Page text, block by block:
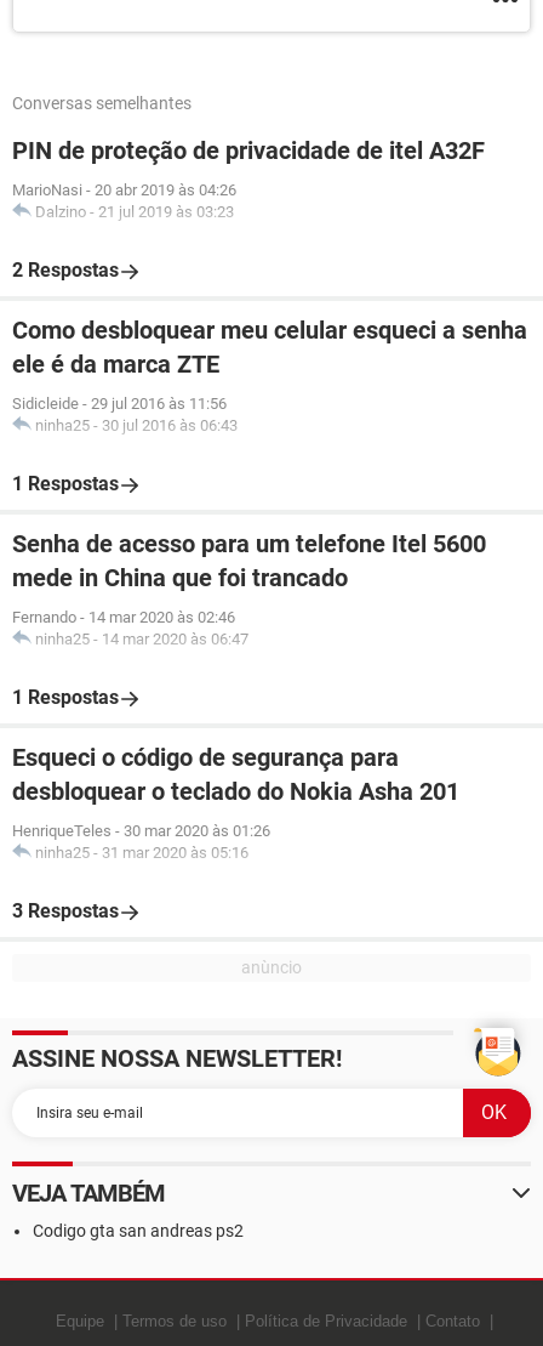
Conversas semelhantes
PIN de proteção de privacidade de itel A32F
MarioNasi - 20 abr 2019 às 04:26
Dalzino - 21 jul 2019 às 03:23
2 Respostas
Como desbloquear meu celular esqueci a senha
ele é da marca ZTE
Sidicleide - 29 jul 2016 às 11:56
ninha25 - 30 jul 2016 às 06:43
1 Respostas
Senha de acesso para um telefone Itel 5600
mede in China que foi trancado
Fernando - 14 mar 2020 às 02:46
ninha25 - 14 mar 2020 às 06:47
1 Respostas
Esqueci o código de segurança para
desbloquear o teclado do Nokia Asha 201
HenriqueTeles - 30 mar 2020 às 01:26
ninha25 - 31 mar 2020 às 05:16
3 Respostas
ASSINE NOSSA NEWSLETTER!
VEJA TAMBÉM
Codigo gta san andreas ps2
Equipe Termos de uso Política de Privacidade
Contato